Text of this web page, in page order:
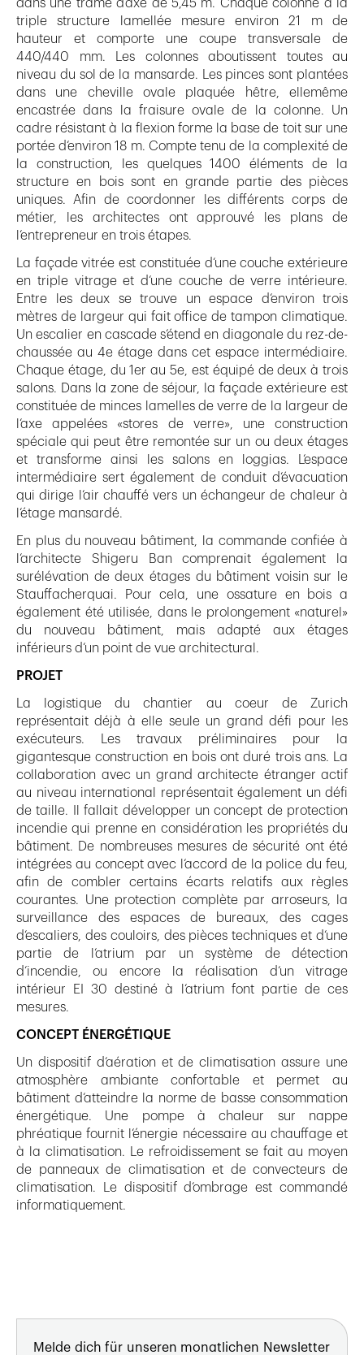
dans une trame d‘axe de 5,45 m. Chaque colonne à la
triple structure lamellée mesure environ 21 m de
hauteur et comporte une coupe transversale de
440/440 mm. Les colonnes aboutissent toutes au
niveau du sol de la mansarde. Les pinces sont plantées
dans une cheville ovale plaquée hêtre, ellemême
encastrée dans la fraisure ovale de la colonne. Un
cadre résistant à la flexion forme la base de toit sur une
portée d‘environ 18 m. Compte tenu de la complexité de
la construction, les quelques 1400 éléments de la
structure en bois sont en grande partie des pièces
uniques. Afin de coordonner les différents corps de
métier, les architectes ont approuvé les plans de
l‘entrepreneur en trois étapes.
La façade vitrée est constituée d‘une couche extérieure
en triple vitrage et d‘une couche de verre intérieure.
Entre les deux se trouve un espace d‘environ trois
mètres de largeur qui fait office de tampon climatique.
Un escalier en cascade s‘étend en diagonale du rez-de-
chaussée au 4e étage dans cet espace intermédiaire.
Chaque étage, du 1er au 5e, est équipé de deux à trois
salons. Dans la zone de séjour, la façade extérieure est
constituée de minces lamelles de verre de la largeur de
l‘axe appelées «stores de verre», une construction
spéciale qui peut être remontée sur un ou deux étages
et transforme ainsi les salons en loggias. L‘espace
intermédiaire sert également de conduit d‘évacuation
qui dirige l‘air chauffé vers un échangeur de chaleur à
l‘étage mansardé.
En plus du nouveau bâtiment, la commande confiée à
l‘architecte Shigeru Ban comprenait également la
surélévation de deux étages du bâtiment voisin sur le
Stauffacherquai. Pour cela, une ossature en bois a
également été utilisée, dans le prolongement «naturel»
du nouveau bâtiment, mais adapté aux étages
inférieurs d‘un point de vue architectural.
PROJET
La logistique du chantier au coeur de Zurich
représentait déjà à elle seule un grand défi pour les
exécuteurs. Les travaux préliminaires pour la
gigantesque construction en bois ont duré trois ans. La
collaboration avec un grand architecte étranger actif
au niveau international représentait également un défi
de taille. Il fallait développer un concept de protection
incendie qui prenne en considération les propriétés du
bâtiment. De nombreuses mesures de sécurité ont été
intégrées au concept avec l‘accord de la police du feu,
afin de combler certains écarts relatifs aux règles
courantes. Une protection complète par arroseurs, la
surveillance des espaces de bureaux, des cages
d‘escaliers, des couloirs, des pièces techniques et d‘une
partie de l‘atrium par un système de détection
d‘incendie, ou encore la réalisation d‘un vitrage
intérieur EI 30 destiné à l‘atrium font partie de ces
mesures.
CONCEPT ÉNERGÉTIQUE
Un dispositif d‘aération et de climatisation assure une
atmosphère ambiante confortable et permet au
bâtiment d‘atteindre la norme de basse consommation
énergétique. Une pompe à chaleur sur nappe
phréatique fournit l‘énergie nécessaire au chauffage et
à la climatisation. Le refroidissement se fait au moyen
de panneaux de climatisation et de convecteurs de
climatisation. Le dispositif d‘ombrage est commandé
informatiquement.
Melde dich für unseren monatlichen Newsletter